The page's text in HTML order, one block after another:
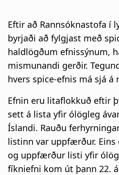
Eftir að Rannsóknastofa í
byrjaði að fylgjast með
haldlögðum efnissýnum,
mismunandi gerðir.
hvers spice-efnis má sjá á
Efnin eru litaflokkuð eftir
sett á lista yfir ólögleg
Íslandi. Rauðu
listinn var uppfærður.
og uppfærður listi yfir
fíkniefni kom út þann 22.